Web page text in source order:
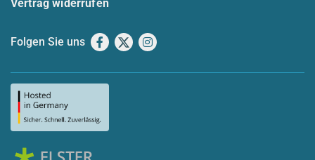
Vertrag widerrufen
Folgen Sie uns Facebook
X Instagram